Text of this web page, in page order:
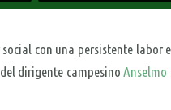
con una persistente
dirigente campesino Anselmo